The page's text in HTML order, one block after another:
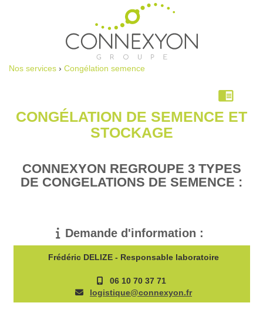
Nos services › Congélation semence
chrome_reader_mode
CONGÉLATION DE SEMENCE ET
STOCKAGE
CONNEXYON REGROUPE 3 TYPES
DE CONGELATIONS DE SEMENCE :
Demande d'information :
Frédéric DELIZE - Responsable laboratoire
06 10 70 37 71
logistique@connexyon.fr